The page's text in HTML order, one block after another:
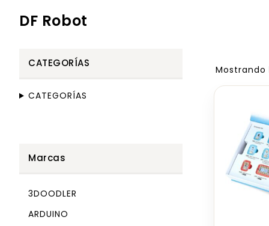
DF Robot
Mostrando
CATEGORÍAS
CATEGORÍAS
Marcas
3DOODLER
ARDUINO